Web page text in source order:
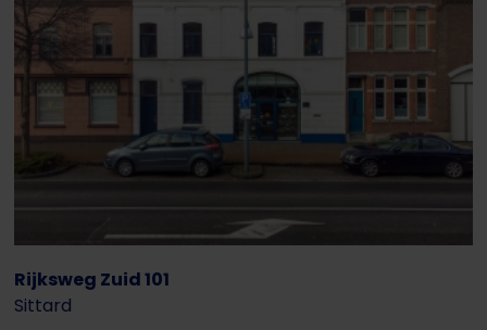
Rijksweg Zuid 101
Sittard